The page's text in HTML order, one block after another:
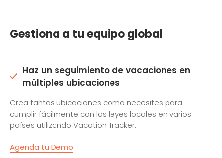
Gestiona a tu equipo global
Haz un seguimiento de vacaciones en
múltiples ubicaciones
Crea tantas ubicaciones como necesites para
cumplir fácilmente con las leyes locales en varios
países utilizando Vacation Tracker.
Agenda tu Demo